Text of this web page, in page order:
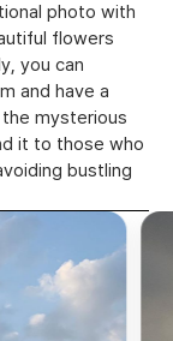
photo with
flowers
you can
and have a
mysterious
it to those who
bustling